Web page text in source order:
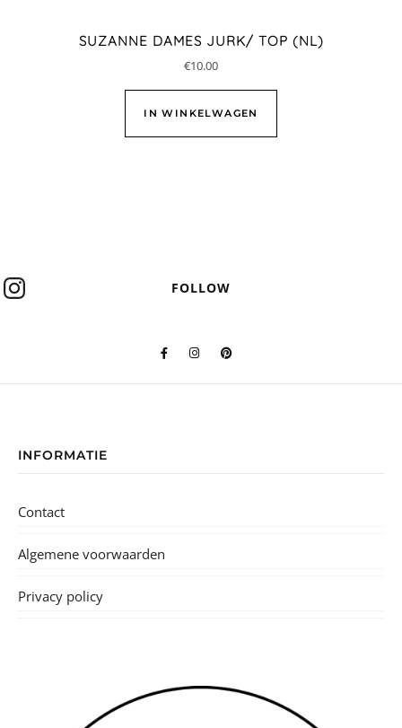
SUZANNE DAMES JURK/ TOP (NL)
€10.00
IN WINKELWAGEN
FOLLOW
INFORMATIE
Contact
Algemene voorwaarden
Privacy policy